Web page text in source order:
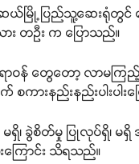
ပြည်သူ့ဆေးရုံတွင် ဆေး
တဦး က ပြောသည်။
န် တွေတော့ လာမကြ
ားနည်းနည်းပါးပါး
ခွဲစိတ်မှု ပြုလုပ်ရှိ၊ မရှိ
ကြောင်း သိရသည်။